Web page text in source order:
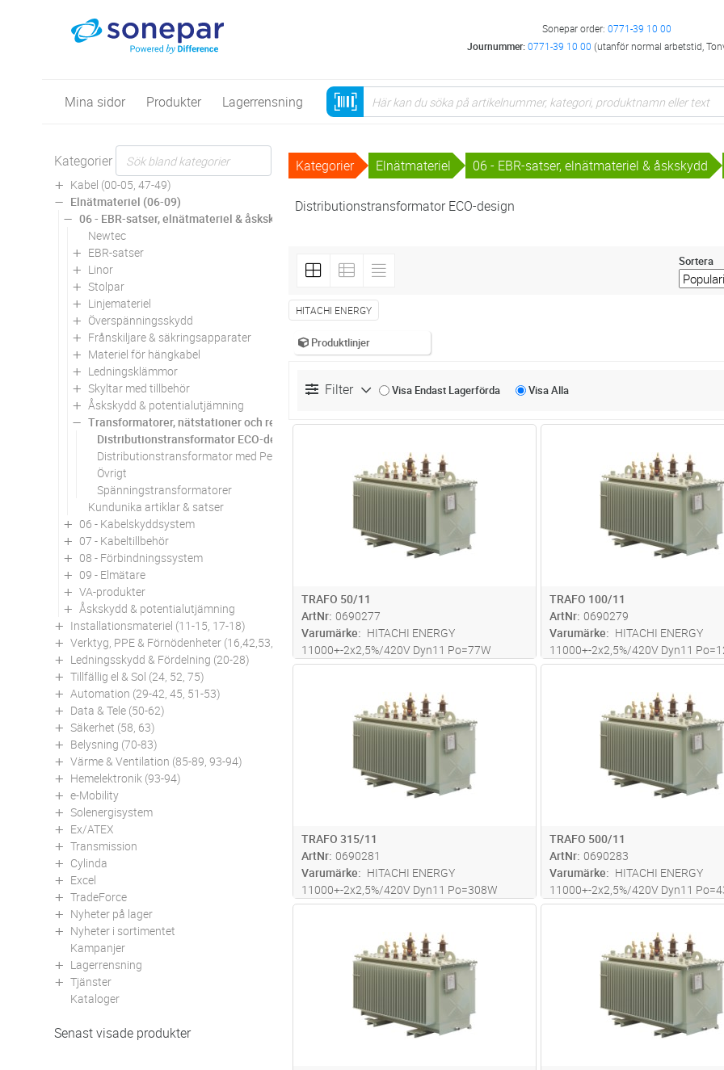
Sonepar order: 0771-39 10 00
Journummer:0771-39 10 00 (utanför normal arbetstid,
Mina sidor Produkter Lagerrensning
Kategorier
Kabel (00-05, 47-49)
Elnätmateriel (06-09)
06 - EBR-satser, elnätmateriel & åskskydd
Newtec
EBR-satser
Linor
Stolpar
Linjemateriel
Överspänningsskydd
Frånskiljare & säkringsapparater
Materiel för hängkabel
Ledningsklämmor
Skyltar med tillbehör
Åskskydd & potentialutjämning
Transformatorer, nätstationer och reaktorer
Distributionstransformator ECO-design
Distributionstransformator med Petersenspole
Övrigt
Spänningstransformatorer
Kundunika artiklar & satser
06 - Kabelskyddsystem
07 - Kabeltillbehör
08 - Förbindningssystem
09 - Elmätare
VA-produkter
Åskskydd & potentialutjämning
Installationsmateriel (11-15, 17-18)
Verktyg, PPE & Förnödenheter (16,42,53,94)
Ledningsskydd & Fördelning (20-28)
Tillfällig el & Sol (24, 52, 75)
Automation (29-42, 45, 51-53)
Data & Tele (50-62)
Säkerhet (58, 63)
Belysning (70-83)
Värme & Ventilation (85-89, 93-94)
Hemelektronik (93-94)
e-Mobility
Solenergisystem
Ex/ATEX
Transmission
Cylinda
Excel
TradeForce
Nyheter på lager
Nyheter i sortimentet
Kampanjer
Lagerrensning
Tjänster
Kataloger
Senast visade produkter
Kategorier Elnätmateriel 06 - EBR-satser, elnätmateriel & åskskydd
Distributionstransformator ECO-design
Sortera
HITACHI ENERGY
Produktlinjer
Filter Visa Endast Lagerförda VisaAlla
TRAFO 50/11
ArtNr 0690277
Varumärke
HITACHI ENERGY
11000+-2x2,5%/420V Dyn11 Po=77W
Pk=714W Uk=4% LxBxH=950*650*1100mm
TRAFO 100/11
ArtNr 0690279
Varumärke
HITACHI ENERGY
11000+-2x2,5%/420V Dyn11
Pk=1190W Uk=4%
TRAFO 315/11
ArtNr 0690281
Varumärke
HITACHI ENERGY
11000+-2x2,5%/420V Dyn11 Po=308W
Pk=2666W Uk=4%
TRAFO 500/11
ArtNr 0690283
Varumärke
HITACHI ENERGY
11000+-2x2,5%/420V Dyn11
Pk=3714W Uk=4%